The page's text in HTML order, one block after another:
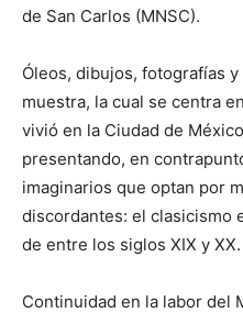
de San Carlos (MNSC).
Óleos, dibujos, fotografías
muestra, la cual se centra
vivió en la Ciudad de
presentando, en
imaginarios que optan por
discordantes: el clasicismo
de entre los siglos XIX y XX.
Continuidad en la labor del